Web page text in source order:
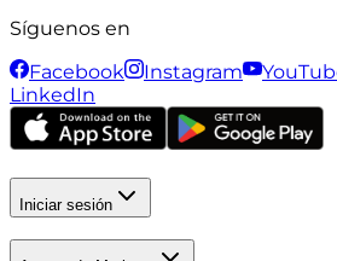
Síguenos en
Facebook
Instagram
LinkedIn
Iniciar sesión